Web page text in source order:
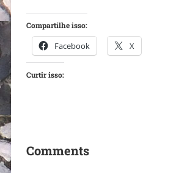
Compartilhe isso:
Facebook X
Curtir isso:
Comments